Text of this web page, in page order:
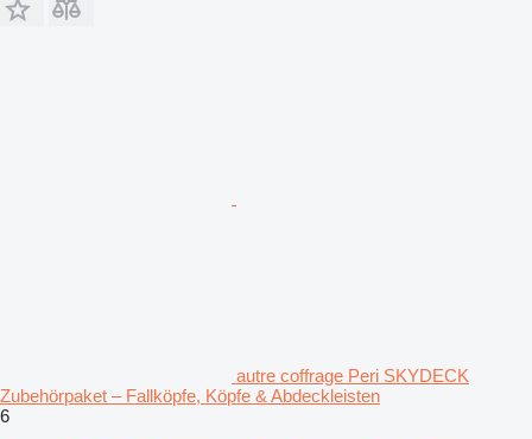
autre coffrage Peri SKYDECK
Zubehörpaket – Fallköpfe, Köpfe & Abdeckleisten
6